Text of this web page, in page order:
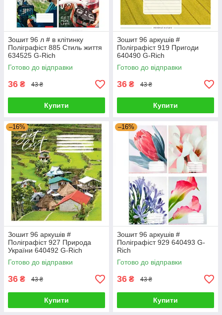
Зошит 96 л # в клітинку
Поліграфіст 885 Стиль життя
634525 G-Rich
Готово до відправки
36 ₴ 43 ₴
Купити
Зошит 96 аркушів #
Поліграфіст 919 Пригоди
640490 G-Rich
Готово до відправки
36 ₴ 43 ₴
Купити
–16%
Зошит 96 аркушів #
Поліграфіст 927 Природа
України 640492 G-Rich
Готово до відправки
36 ₴ 43 ₴
Купити
–16%
Зошит 96 аркушів #
Поліграфіст 929 640493 G-
Rich
Готово до відправки
36 ₴ 43 ₴
Купити